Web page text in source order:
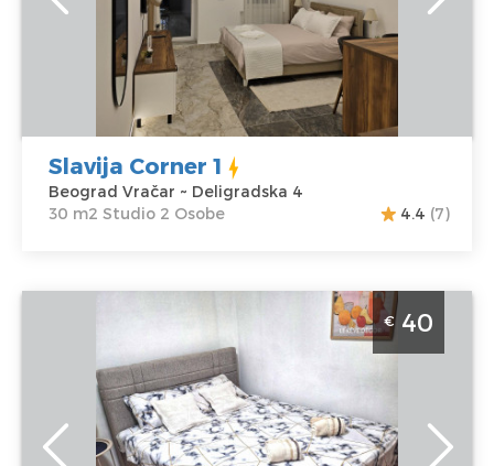
Beograd Vračar
Deligradska 4
50 €
Kvadratura :30
m2
Struktura :
Studio
Slavija Corner 1
Beograd Vračar ~ Deligradska 4
30 m2 Studio 2 Osobe
4.4 (7)
Studio Apartman City Nest Beograd Vracar apartman
na Slaviji, povrsine 20m2, idealan za 3 osobe
Lokacija:
Beograd Vračar
Adresa:Svetog
Gosti:3
Kvadratura :20
m2
€40